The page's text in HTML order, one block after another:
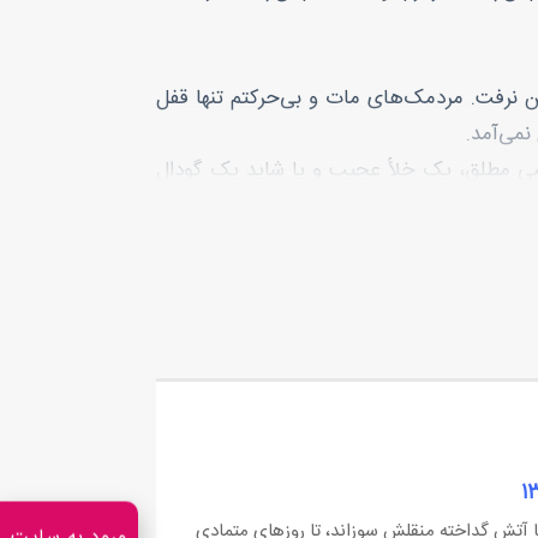
نرفت. مردمک‌های مات و بی‌حرکتم تنها قفل
مطلق، یک خلأ عجیب و یا شاید یک گودال
باشد.
استقامتم را در هم شکست. قطره اشکی
گداخته منقلش سوزاند، تا روزهای متمادی